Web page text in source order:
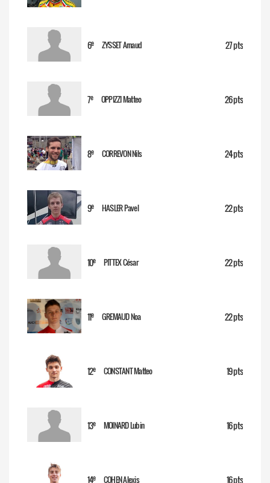
6e ZYSSET Arnaud 27 pts
7e OPPIZZI Matteo 26 pts
8e CORREVON Nils 24 pts
9e HASLER Pavel 22 pts
10e PITTEX César 22 pts
11e GREMAUD Noa 22 pts
12e CONSTANT Matteo 19 pts
13e MOINARD Lubin 16 pts
14e COHEN Alexis 16 pts